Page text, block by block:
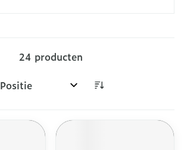
24 producten
Sorteer op: